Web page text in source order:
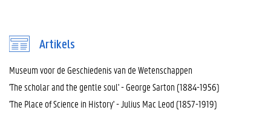
Artikels
Museum voor de Geschiedenis van de Wetenschappen
'The scholar and the gentle soul' - George Sarton (1884-1956)
'The Place of Science in History' - Julius Mac Leod (1857-1919)